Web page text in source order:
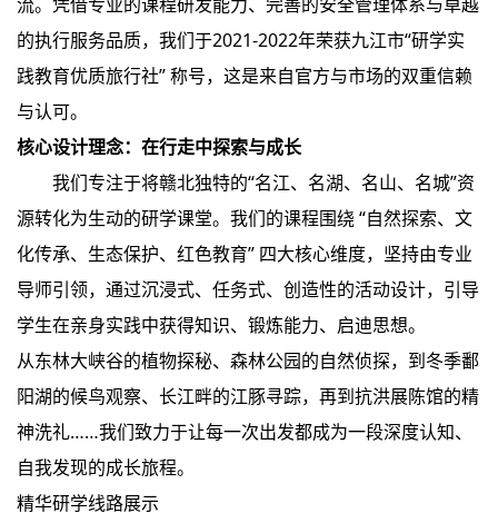
的执行服务品质，我们于2021-2022年荣获九江市“研学实
践教育优质旅行社” 称号，这是来自官方与市场的双重信赖
与认可。
核心设计理念：在行走中探索与成长
我们专注于将赣北独特的“名江、名湖、名山、名城”资
源转化为生动的研学课堂。我们的课程围绕 “自然探索、文
化传承、生态保护、红色教育” 四大核心维度，坚持由专业
导师引领，通过沉浸式、任务式、创造性的活动设计，引导
学生在亲身实践中获得知识、锻炼能力、启迪思想。
从东林大峡谷的植物探秘、森林公园的自然侦探，到冬季鄱
阳湖的候鸟观察、长江畔的江豚寻踪，再到抗洪展陈馆的精
神洗礼……我们致力于让每一次出发都成为一段深度认知、
自我发现的成长旅程。
精华研学线路展示